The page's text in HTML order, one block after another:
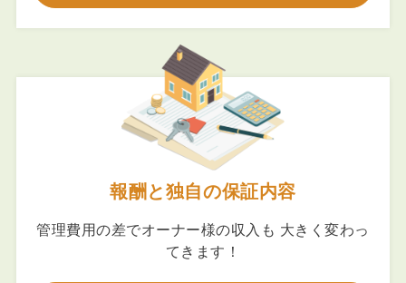
報酬と独自の保証内容
管理費用の差でオーナー様の収入も 大きく変わっ
てきます！